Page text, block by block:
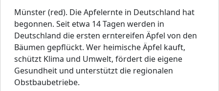
Münster (red). Die Apfelernte in Deutschland hat
begonnen. Seit etwa 14 Tagen werden in
Deutschland die ersten erntereifen Äpfel von den
Bäumen gepflückt. Wer heimische Äpfel kauft,
schützt Klima und Umwelt, fördert die eigene
Gesundheit und unterstützt die regionalen
Obstbaubetriebe.